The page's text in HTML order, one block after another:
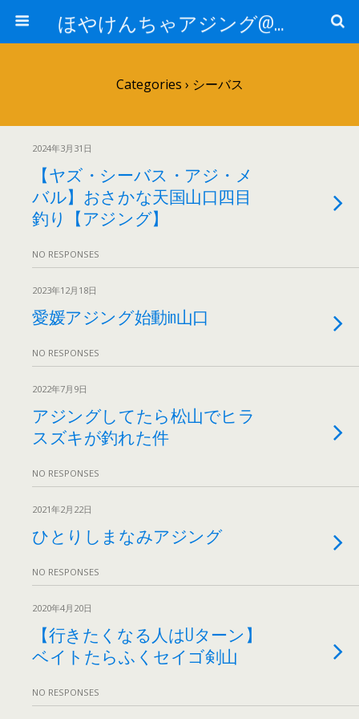
ほやけんちゃアジング@山口
Categories › シーバス
2024年3月31日
【ヤズ・シーバス・アジ・メ
バル】おさかな天国山口四目
釣り【アジング】
NO RESPONSES
2023年12月18日
愛媛アジング始動in山口
NO RESPONSES
2022年7月9日
アジングしてたら松山でヒラ
スズキが釣れた件
NO RESPONSES
2021年2月22日
ひとりしまなみアジング
NO RESPONSES
2020年4月20日
【行きたくなる人はUターン】
ベイトたらふくセイゴ剣山
NO RESPONSES